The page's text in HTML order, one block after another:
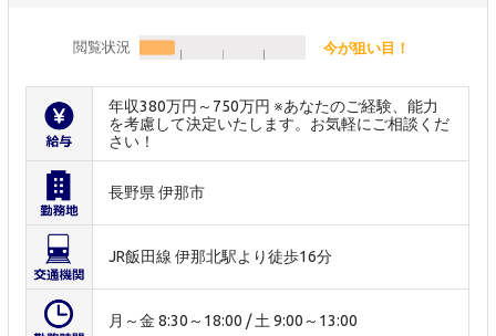
閲覧状況 今が狙い目！
年収380万円～750万円 ※あなたのご経験、能力
を考慮して決定いたします。お気軽にご相談くだ
さい！
長野県 伊那市
JR飯田線 伊那北駅より徒歩16分
月～金 8:30～18:00 / 土 9:00～13:00